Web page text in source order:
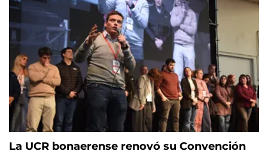
La UCR bonaerense renovó su Convención